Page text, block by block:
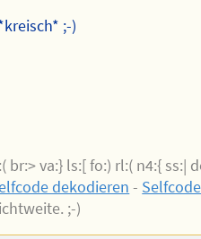
;-)
br:> va:} ls:[ fo:) rl:( n4:{ ss:|
dekodieren -
;-)